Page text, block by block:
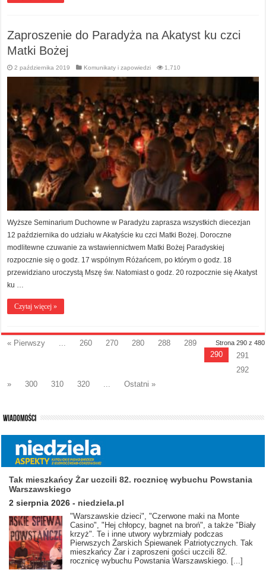
Zaproszenie do Paradyża na Akatyst ku czci
Matki Bożej
2 października 2019 Komunikaty i zapowiedzi 1,710
Wyższe Seminarium Duchowne w Paradyżu zaprasza wszystkich diecezjan
12 października do udziału w Akatyście ku czci Matki Bożej. Doroczne
modlitewne czuwanie za wstawiennictwem Matki Bożej Paradyskiej
rozpocznie się o godz. 17 wspólnym Różańcem, po którym o godz. 18
przewidziano uroczystą Mszę św. Natomiast o godz. 20 rozpocznie się Akatyst
ku …
Czytaj więcej »
Strona 290 z 480
« Pierwszy ... 260 270 280 288
289
290
291
292
»
300 310 320 ... Ostatni »
Tak mieszkańcy Żar uczcili 82. rocznicę wybuchu Powstania
Warszawskiego
2 sierpnia 2026 - niedziela.pl
"Warszawskie dzieci", "Czerwone maki na Monte
Casino", "Hej chłopcy, bagnet na broń", a także "Biały
krzyż". Te i inne utwory wybrzmiały podczas
Pierwszych Żarskich Śpiewanek Patriotycznych. Tak
mieszkańcy Żar i zaproszeni gości uczcili 82.
rocznicę wybuchu Powstania Warszawskiego. [...]